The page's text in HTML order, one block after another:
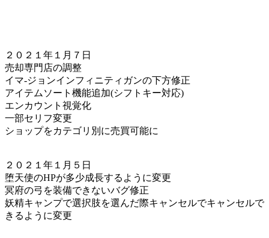
２０２１年１月７日
売却専門店の調整
イマ-ジョンインフィニティガンの下方修正
アイテムソート機能追加(シフトキー対応)
エンカウント視覚化
一部セリフ変更
ショップをカテゴリ別に売買可能に
２０２１年１月５日
堕天使のHPが多少成長するように変更
冥府の弓を装備できないバグ修正
妖精キャンプで選択肢を選んだ際キャンセルでキャンセルで
きるように変更